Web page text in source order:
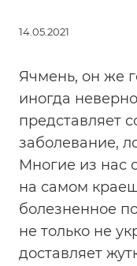
14.05.2021
Ячмень, он же
иногда
представляет
заболевание,
Многие из нас
на самом
болезненное
не только не
доставляет